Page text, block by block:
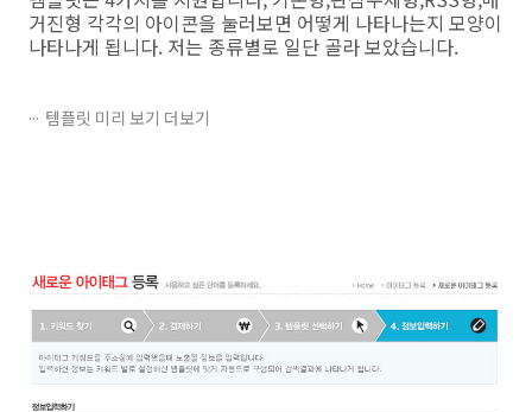
거진형 각각의 아이콘을 눌러보면 어떻게 나타나는지 모양이
나타나게 됩니다. 저는 종류별로 일단 골라 보았습니다.
템플릿 미리 보기 더보기